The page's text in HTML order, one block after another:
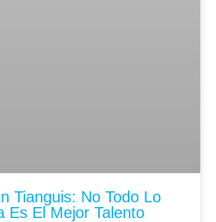
Tianguis: No Todo Lo
Es El Mejor Talento